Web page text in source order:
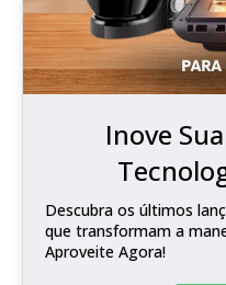
Inove
Descubra os últimos
que transformam a
Aproveite Agora!